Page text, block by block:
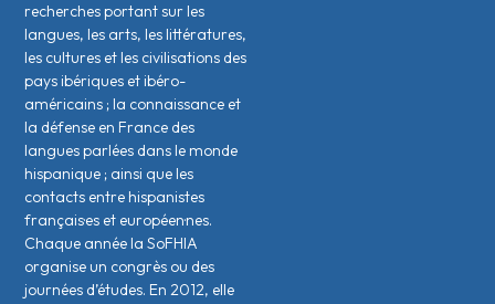
recherches portant sur les
langues, les arts, les littératures,
les cultures et les civilisations des
pays ibériques et ibéro-
américains ; la connaissance et
la défense en France des
langues parlées dans le monde
hispanique ; ainsi que les
contacts entre hispanistes
français·es et européen·nes.
Chaque année la SoFHIA
organise un congrès ou des
journées d’études. En 2012, elle